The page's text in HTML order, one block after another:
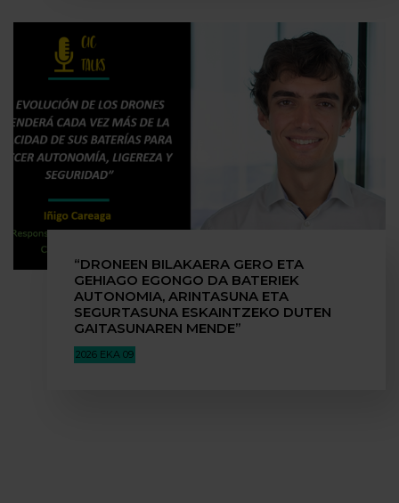
“DRONEEN BILAKAERA GERO ETA
GEHIAGO EGONGO DA BATERIEK
AUTONOMIA, ARINTASUNA ETA
SEGURTASUNA ESKAINTZEKO DUTEN
GAITASUNAREN MENDE”
2026 EKA 09